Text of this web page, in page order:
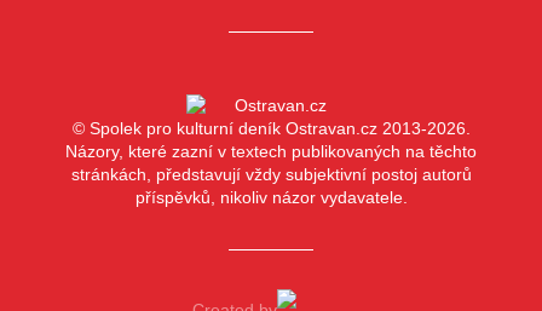
© Spolek pro kulturní deník Ostravan.cz 2013-2026.
Názory, které zazní v textech publikovaných na těchto
stránkách, představují vždy subjektivní postoj autorů
příspěvků, nikoliv názor vydavatele.